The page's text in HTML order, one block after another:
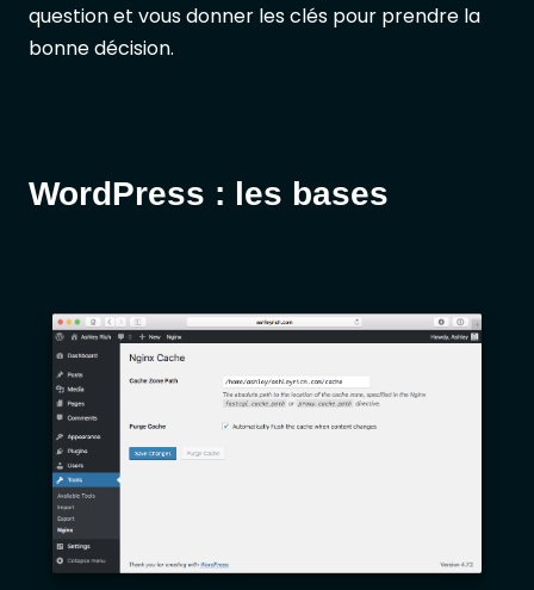
question et vous donner les clés pour prendre la
bonne décision.
WordPress : les bases